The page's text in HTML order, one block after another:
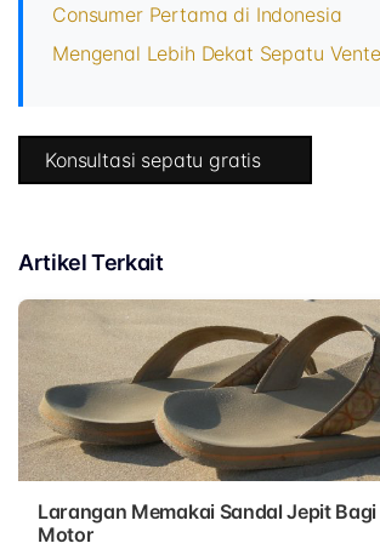
Consumer Pertama di Indonesia
Mengenal Lebih Dekat Sepatu
Konsultasi sepatu gratis
Artikel Terkait
Larangan Memakai Sandal Jepit
Motor